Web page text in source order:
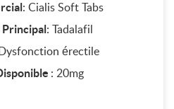
: Cialis Soft Tabs
: Tadalafil
érectile
: 20mg